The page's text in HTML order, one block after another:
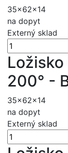
35x62x14
na dopyt
Externý sklad
200° -
35x62x14
na dopyt
Externý sklad